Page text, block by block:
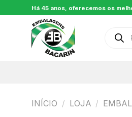
to
Há 45 anos, oferecemos os
INÍCIO / LOJA /